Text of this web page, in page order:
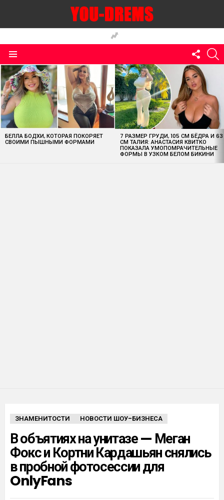
US
MOST
VIEWED
STORIES
БЕЛЛА БОДХИ, КОТОРАЯ ПОКОРЯЕТ
СВОИМИ ПЫШНЫМИ ФОРМАМИ
7 РАЗМЕР ГРУДИ, 105 СМ БЁДРА И 63
СМ ТАЛИЯ: АНАСТАСИЯ КВИТКО
ПОКАЗАЛА УМОПОМРАЧИТЕЛЬНЫЕ
ФОРМЫ В УЗКОМ БЕЛОМ БИКИНИ
ЗНАМЕНИТОСТИ НОВОСТИ ШОУ-БИЗНЕСА
В объятиях на унитазе — Меган
Фокс и Кортни Кардашьян снялись
в пробной фотосессии для
OnlyFans